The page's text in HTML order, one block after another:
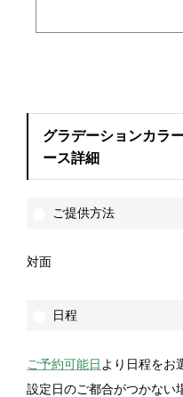
グラデーションカラ
ース詳細
ご提供方法
対面
日程
ご予約可能日 より日程をお
設定日のご都合がつかない